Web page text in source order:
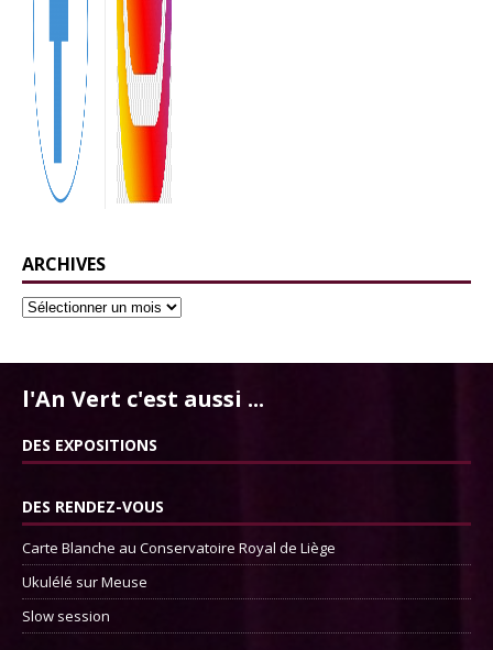
ARCHIVES
l'An Vert c'est aussi ...
DES EXPOSITIONS
DES RENDEZ-VOUS
Carte Blanche au Conservatoire Royal de Liège
Ukulélé sur Meuse
Slow session